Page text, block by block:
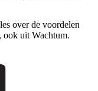
over de voordelen
ook uit Wachtum.